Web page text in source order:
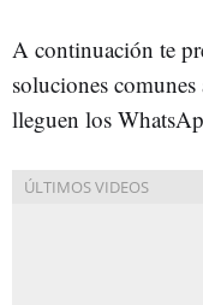
A continuación te
soluciones
lleguen los